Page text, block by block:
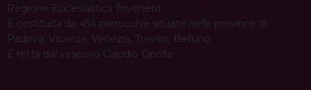
Regione Ecclesiastica Triveneto.
È costituita da 454 parrocchie situate nelle province di
Padova, Vicenza, Venezia, Treviso, Belluno.
È retta dal vescovo Claudio Cipolla.